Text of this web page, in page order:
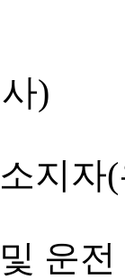
)
지자
운